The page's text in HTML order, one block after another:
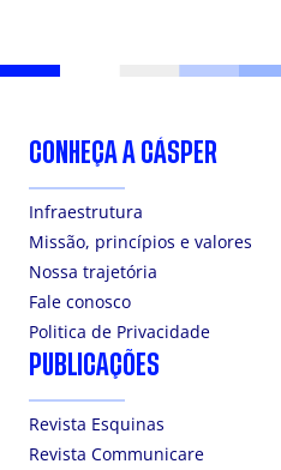
CONHEÇA A CÁSPER
Infraestrutura
Missão, princípios e valores
Nossa trajetória
Fale conosco
Politica de Privacidade
PUBLICAÇÕES
Revista Esquinas
Revista Communicare